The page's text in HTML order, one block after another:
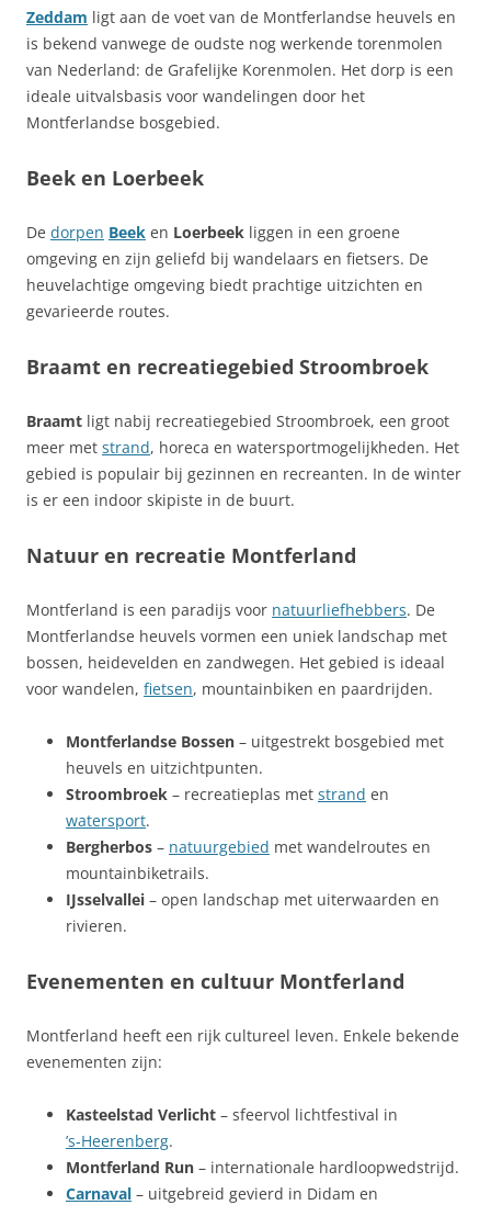
Zeddam ligt aan de voet van de Montferlandse heuvels en
is bekend vanwege de oudste nog werkende torenmolen
van Nederland: de Grafelijke Korenmolen. Het dorp is een
ideale uitvalsbasis voor wandelingen door het
Montferlandse bosgebied.
Beek en Loerbeek
De dorpen Beek en Loerbeek liggen in een groene
omgeving en zijn geliefd bij wandelaars en fietsers. De
heuvelachtige omgeving biedt prachtige uitzichten en
gevarieerde routes.
Braamt en recreatiegebied Stroombroek
Braamt ligt nabij recreatiegebied Stroombroek, een groot
meer met strand, horeca en watersportmogelijkheden. Het
gebied is populair bij gezinnen en recreanten. In de winter
is er een indoor skipiste in de buurt.
Natuur en recreatie Montferland
Montferland is een paradijs voor natuurliefhebbers. De
Montferlandse heuvels vormen een uniek landschap met
bossen, heidevelden en zandwegen. Het gebied is ideaal
voor wandelen, fietsen, mountainbiken en paardrijden.
Montferlandse Bossen – uitgestrekt bosgebied met
heuvels en uitzichtpunten.
Stroombroek – recreatieplas met strand en
watersport.
Bergherbos – natuurgebied met wandelroutes en
mountainbiketrails.
IJsselvallei – open landschap met uiterwaarden en
rivieren.
Evenementen en cultuur Montferland
Montferland heeft een rijk cultureel leven. Enkele bekende
evenementen zijn:
Kasteelstad Verlicht – sfeervol lichtfestival in
’s‑Heerenberg.
Montferland Run – internationale hardloopwedstrijd.
Carnaval – uitgebreid gevierd in Didam en